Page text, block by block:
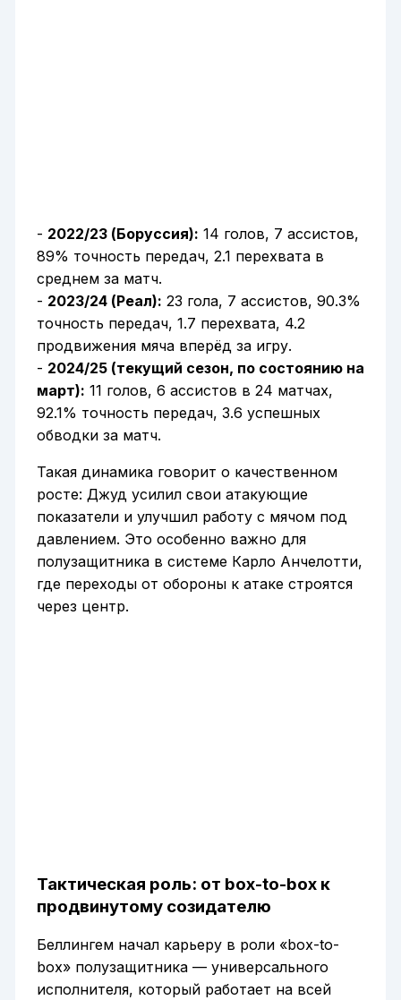
- 2022/23 (Боруссия): 14 голов, 7 ассистов,
89% точность передач, 2.1 перехвата в
среднем за матч.
- 2023/24 (Реал): 23 гола, 7 ассистов, 90.3%
точность передач, 1.7 перехвата, 4.2
продвижения мяча вперёд за игру.
- 2024/25 (текущий сезон, по состоянию на
март): 11 голов, 6 ассистов в 24 матчах,
92.1% точность передач, 3.6 успешных
обводки за матч.
Такая динамика говорит о качественном
росте: Джуд усилил свои атакующие
показатели и улучшил работу с мячом под
давлением. Это особенно важно для
полузащитника в системе Карло Анчелотти,
где переходы от обороны к атаке строятся
через центр.
Тактическая роль: от box-to-box к
продвинутому созидателю
Беллингем начал карьеру в роли «box-to-
box» полузащитника — универсального
исполнителя, который работает на всей